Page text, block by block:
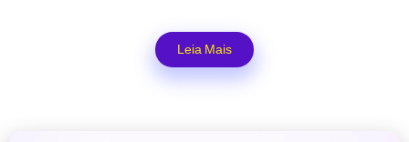
Leia Mais